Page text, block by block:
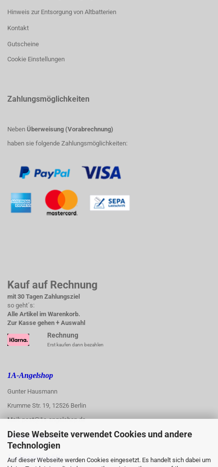
Diese Webseite verwendet Cookies und andere
Technologien
Auf dieser Webseite werden Cookies eingesetzt. Es handelt sich dabei um
Hinweis zur Entsorgung von Altbatterien
Kontakt
Gutscheine
Cookie Einstellungen
Zahlungsmöglichkeiten
Neben Überweisung (Vorabrechnung)
haben sie folgende Zahlungsmöglichkeiten:
Kauf auf Rechnung
mit 30 Tagen Zahlungsziel
so geht´s:
Alle Artikel im Warenkorb.
Zur Kasse gehen + Auswahl
Rechnung
Erst kaufen dann bezahlen
1A-Angelshop
Gunter Hausmann
Krumme Str. 19, 12526 Berlin
Mail: post@1a-angelshop.de
1A-Angelshop-
Ladengeschäft: :